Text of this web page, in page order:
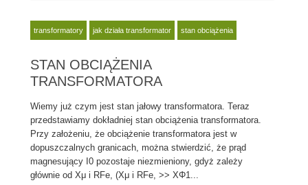
transformatory jak działa transformator stan obciążenia
STAN OBCIĄŻENIA
TRANSFORMATORA
Wiemy już czym jest stan jałowy transformatora. Teraz
przedstawiamy dokładniej stan obciążenia transformatora.
Przy założeniu, że obciążenie transformatora jest w
dopuszczalnych granicach, można stwierdzić, że prąd
magnesujący I0 pozostaje niezmieniony, gdyż zależy
głównie od Xμ i RFe, (Xμ i RFe, >> XΦ1...